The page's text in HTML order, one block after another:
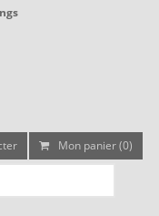
Mon panier (0)